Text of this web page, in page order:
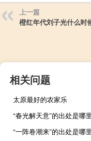
上一篇
橙红年代刘子光什么时
相关问题
太原最好的农家乐
“春光解天意”的出处是哪里
“一阵卷潮来”的出处是哪里